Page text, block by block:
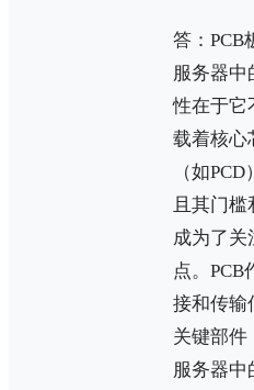
答：PCB
服务器中
性在于它
载着核心
（如
且其门槛
成为了关
点。PCB
接和传输
关键部件
服务器中